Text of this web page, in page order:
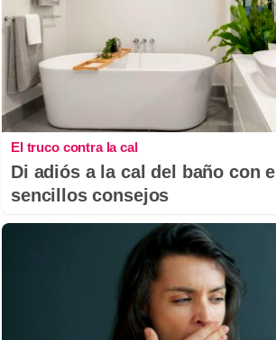
El truco contra la cal
Di adiós a la cal del baño con
sencillos consejos